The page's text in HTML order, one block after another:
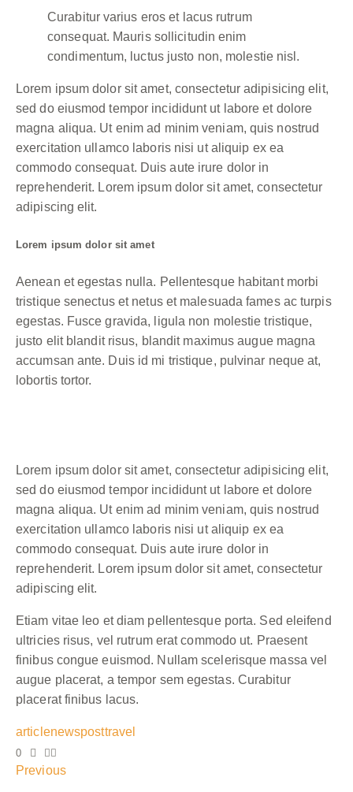
Curabitur varius eros et lacus rutrum
consequat. Mauris sollicitudin enim
condimentum, luctus justo non, molestie nisl.
Lorem ipsum dolor sit amet, consectetur adipisicing elit,
sed do eiusmod tempor incididunt ut labore et dolore
magna aliqua. Ut enim ad minim veniam, quis nostrud
exercitation ullamco laboris nisi ut aliquip ex ea
commodo consequat. Duis aute irure dolor in
reprehenderit. Lorem ipsum dolor sit amet, consectetur
adipiscing elit.
Lorem ipsum dolor sit amet
Aenean et egestas nulla. Pellentesque habitant morbi
tristique senectus et netus et malesuada fames ac turpis
egestas. Fusce gravida, ligula non molestie tristique,
justo elit blandit risus, blandit maximus augue magna
accumsan ante. Duis id mi tristique, pulvinar neque at,
lobortis tortor.
Lorem ipsum dolor sit amet, consectetur adipisicing elit,
sed do eiusmod tempor incididunt ut labore et dolore
magna aliqua. Ut enim ad minim veniam, quis nostrud
exercitation ullamco laboris nisi ut aliquip ex ea
commodo consequat. Duis aute irure dolor in
reprehenderit. Lorem ipsum dolor sit amet, consectetur
adipiscing elit.
Etiam vitae leo et diam pellentesque porta. Sed eleifend
ultricies risus, vel rutrum erat commodo ut. Praesent
finibus congue euismod. Nullam scelerisque massa vel
augue placerat, a tempor sem egestas. Curabitur
placerat finibus lacus.
articlenewsposttravel
0
Previous